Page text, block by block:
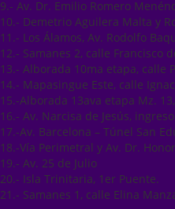
9.- Av. Dr. Emilio Romero
10.- Demetrio Aguilera Malta y
11.- Los Álamos, Av. Rodolfo
12.- Samanes 2, calle Francisco
13.- Alborada 10ma etapa, calle
14.- Mapasingue Este, calle
15.-Alborada 13ava etapa Mz.
16.- Av. Narcisa de Jesús,
17.-Av. Barcelona – Túnel San
18.-Vía Perimetral y Av. Dr.
19.- Av. 25 de Julio
20.- Isla Trinitaria, 1er Puente.
21.- Samanes 1, calle Elina